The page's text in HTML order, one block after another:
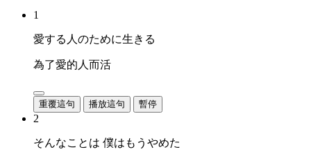
1
愛する人のために生きる
為了愛的人而活
重覆這句 播放這句 暫停
2
そんなことは 僕はもうやめた